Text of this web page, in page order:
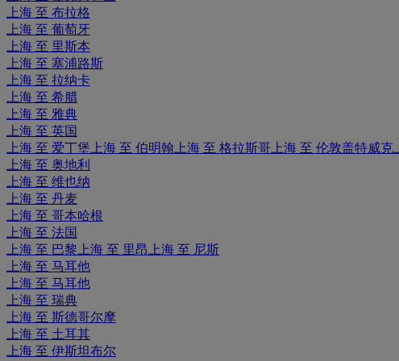
上海 至 布拉格
上海 至 葡萄牙
上海 至 里斯本
上海 至 塞浦路斯
上海 至 拉纳卡
上海 至 希腊
上海 至 雅典
上海 至 英国
上海 至 爱丁堡 上海 至 伯明翰 上海 至 格拉斯哥 上海 至 伦敦盖特威克
上海 至 奥地利
上海 至 维也纳
上海 至 丹麦
上海 至 哥本哈根
上海 至 法国
上海 至 巴黎 上海 至 里昂 上海 至 尼斯
上海 至 马耳他
上海 至 马耳他
上海 至 瑞典
上海 至 斯德哥尔摩
上海 至 土耳其
上海 至 伊斯坦布尔